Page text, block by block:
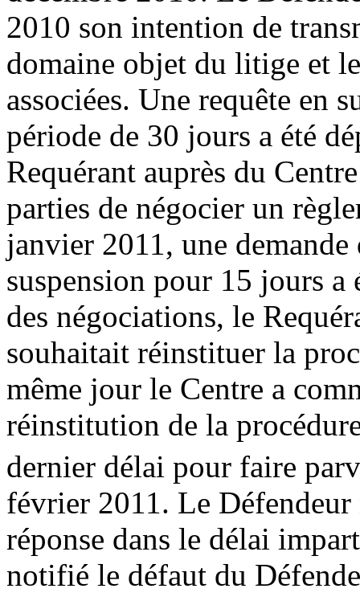
2010 son intention de
domaine objet du litige et
associées. Une requête en
période de 30 jours a été
Requérant auprès du
parties de négocier un
janvier 2011, une
suspension pour 15 jours a
des négociations, le
souhaitait réinstituer la
même jour le Centre a
réinstitution de la
dernier délai pour faire
février 2011. Le Défendeur
réponse dans le délai
notifié le défaut du